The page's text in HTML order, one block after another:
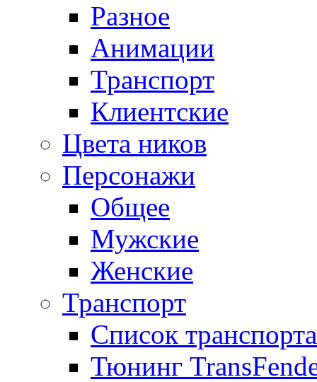
Разное
Анимации
Транспорт
Клиентские
Цвета ников
Персонажи
Общее
Мужские
Женские
Транспорт
Список транспорта
Тюнинг